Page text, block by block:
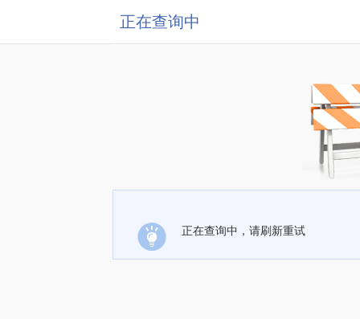
正在查询中
正在查询中，请刷新重试